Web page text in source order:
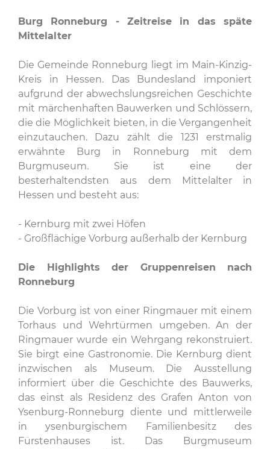
Burg Ronneburg - Zeitreise in das späte
Mittelalter
Die Gemeinde Ronneburg liegt im Main-Kinzig-
Kreis in Hessen. Das Bundesland imponiert
aufgrund der abwechslungsreichen Geschichte
mit märchenhaften Bauwerken und Schlössern,
die die Möglichkeit bieten, in die Vergangenheit
einzutauchen. Dazu zählt die 1231 erstmalig
erwähnte Burg in Ronneburg mit dem
Burgmuseum. Sie ist eine der
besterhaltendsten aus dem Mittelalter in
Hessen und besteht aus:
- Kernburg mit zwei Höfen
- Großflächige Vorburg außerhalb der Kernburg
Die Highlights der Gruppenreisen nach
Ronneburg
Die Vorburg ist von einer Ringmauer mit einem
Torhaus und Wehrtürmen umgeben. An der
Ringmauer wurde ein Wehrgang rekonstruiert.
Sie birgt eine Gastronomie. Die Kernburg dient
inzwischen als Museum. Die Ausstellung
informiert über die Geschichte des Bauwerks,
das einst als Residenz des Grafen Anton von
Ysenburg-Ronneburg diente und mittlerweile
in ysenburgischem Familienbesitz des
Fürstenhauses ist. Das Burgmuseum